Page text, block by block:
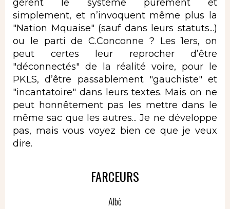
gèrent le système purement et
simplement, et n’invoquent même plus la
"Nation Mquaise" (sauf dans leurs statuts...)
ou le parti de C.Conconne ? Les 1ers, on
peut certes leur reprocher d’être
"déconnectés" de la réalité voire, pour le
PKLS, d’être passablement "gauchiste" et
"incantatoire" dans leurs textes. Mais on ne
peut honnêtement pas les mettre dans le
même sac que les autres... Je ne développe
pas, mais vous voyez bien ce que je veux
dire.
FARCEURS
Albè